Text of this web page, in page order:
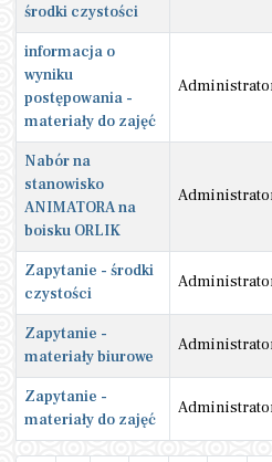
Spis artykułów
środki czystości
informacja o
wyniku
postępowania -
materiały do zajęć
Nabór na
stanowisko
ANIMATORA na
boisku ORLIK
Zapytanie - środki
czystości
Zapytanie -
materiały biurowe
Zapytanie -
materiały do zajęć